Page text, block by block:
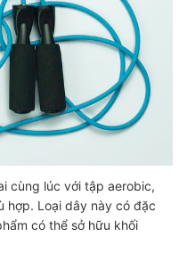
cùng lúc với tập aerobic,
hợp. Loại dây này có đặc
có thể sở hữu khối